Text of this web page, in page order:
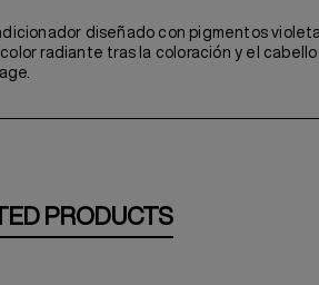
diseñado con pigmentos
radiante tras la coloración y el
PRODUCTS